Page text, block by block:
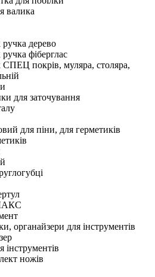
валика
дерево
фіберглас
покрів, муляра, столяра,
для заточування
для піни, для герметиків
органайзери для інструментів
ножів